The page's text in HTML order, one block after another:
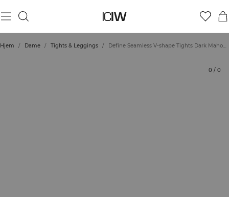
Hjem / Dame / Tights & Leggings / Define Seamless V-shape Tights Dark Mahogany
0 / 0